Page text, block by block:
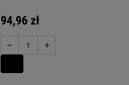
94,96 zł
− +